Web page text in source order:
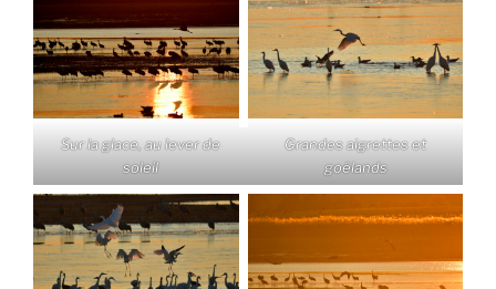
Sur la glace, au lever de
soleil
Grandes aigrettes et
goélands